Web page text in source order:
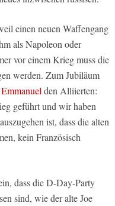
einen neuen Waffengang
als Napoleon oder
vor einem Krieg muss die
werden. Zum Jubiläum
den Alliierten:
geführt und wir haben
ist, dass die alten
kein Französisch
dass die D-Day-Party
sind, wie der alte Joe